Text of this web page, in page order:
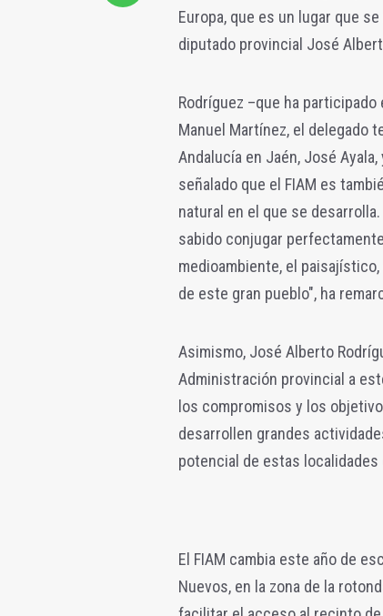
Europa, que es un lugar que
diputado provincial José
Rodríguez –que ha
Manuel Martínez, el delegado
Andalucía en Jaén, José
señalado que el FIAM es
natural en el que se
sabido conjugar
medioambiente, el
de este gran pueblo", ha
Asimismo, José Alberto
Administración provincial a
los compromisos y los
desarrollen grandes
potencial de estas
El FIAM cambia este año de
Nuevos, en la zona de la